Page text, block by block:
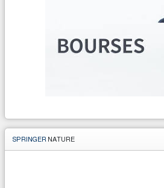
SPRINGER NATURE